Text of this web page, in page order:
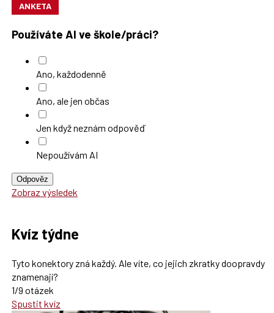
ANKETA
Používáte AI ve škole/práci?
Ano, každodenně
Ano, ale jen občas
Jen když neznám odpověď
Nepoužívám AI
Odpověz
Zobraz výsledek
Kvíz týdne
Tyto konektory zná každý. Ale víte, co jejich zkratky doopravdy
znamenají?
1/9 otázek
Spustit kvíz